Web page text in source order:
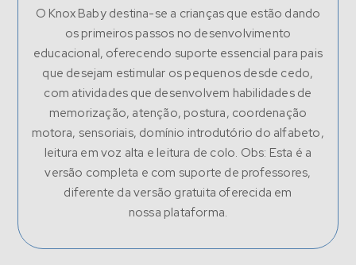
O Knox Baby destina-se a crianças que estão dando
os primeiros passos no desenvolvimento
educacional, oferecendo suporte essencial para pais
que desejam estimular os pequenos desde cedo,
com atividades que desenvolvem habilidades de
memorização, atenção, postura, coordenação
motora, sensoriais, domínio introdutório do alfabeto,
leitura em voz alta e leitura de colo. Obs: Esta é a
versão completa e com suporte de professores,
diferente da versão gratuita oferecida em
nossa plataforma.